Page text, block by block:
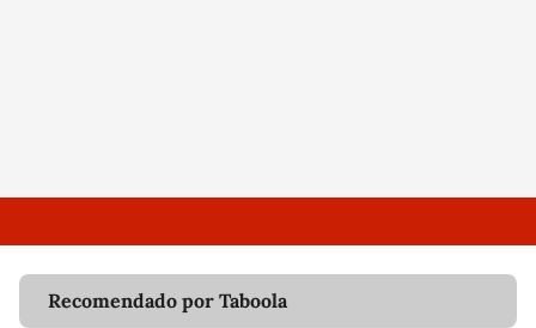
Recomendado por Taboola